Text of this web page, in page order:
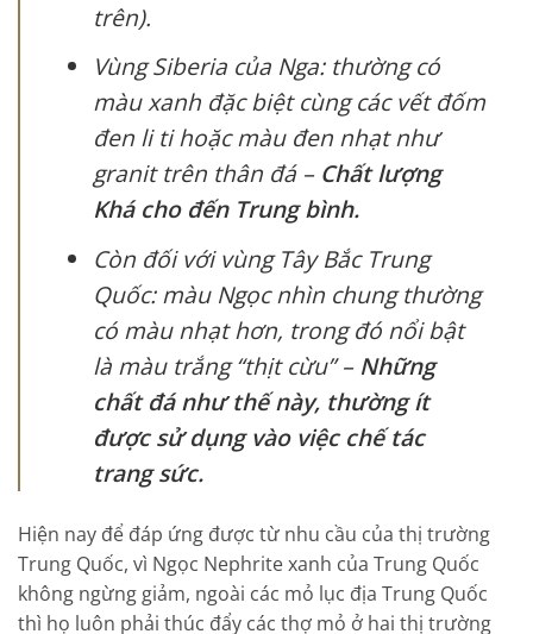
trên).
Vùng Siberia của Nga: thường có
màu xanh đặc biệt cùng các vết đốm
đen li ti hoặc màu đen nhạt như
granit trên thân đá – Chất lượng
Khá cho đến Trung bình.
Còn đối với vùng Tây Bắc Trung
Quốc: màu Ngọc nhìn chung thường
có màu nhạt hơn, trong đó nổi bật
là màu trắng “thịt cừu” – Những
chất đá như thế này, thường ít
được sử dụng vào việc chế tác
trang sức.
Hiện nay để đáp ứng được từ nhu cầu của thị trường
Trung Quốc, vì Ngọc Nephrite xanh của Trung Quốc
không ngừng giảm, ngoài các mỏ lục địa Trung Quốc
thì họ luôn phải thúc đẩy các thợ mỏ ở hai thị trường